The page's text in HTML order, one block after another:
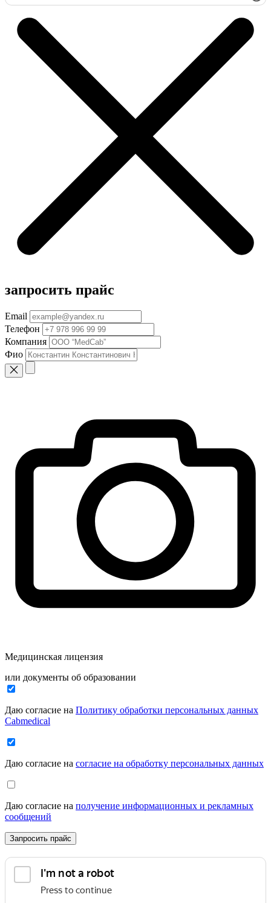
запросить прайс
Email
Телефон
Компания
Фио
Медицинская лицензия
или документы об образовании
Даю согласие на Политику обработки персональных данных
Cabmedical
Даю согласие на согласие на обработку персональных данных
Даю согласие на получение информационных и рекламных
сообщений
Запросить прайс